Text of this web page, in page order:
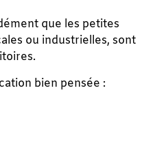
que les petites
ou industrielles, sont
bien pensée :